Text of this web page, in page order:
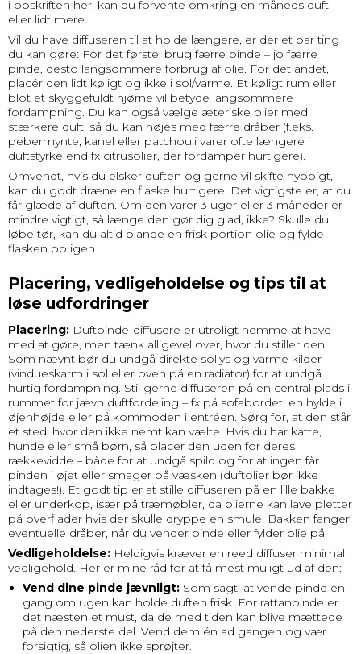
i opskriften her, kan du forvente omkring en måneds duft
eller lidt mere.
Vil du have diffuseren til at holde længere, er der et par ting
du kan gøre: For det første, brug færre pinde – jo færre
pinde, desto langsommere forbrug af olie. For det andet,
placér den lidt køligt og ikke i sol/varme. Et køligt rum eller
blot et skyggefuldt hjørne vil betyde langsommere
fordampning. Du kan også vælge æteriske olier med
stærkere duft, så du kan nøjes med færre dråber (f.eks.
pebermynte, kanel eller patchouli varer ofte længere i
duftstyrke end fx citrusolier, der fordamper hurtigere).
Omvendt, hvis du elsker duften og gerne vil skifte hyppigt,
kan du godt dræne en flaske hurtigere. Det vigtigste er, at du
får glæde af duften. Om den varer 3 uger eller 3 måneder er
mindre vigtigt, så længe den gør dig glad, ikke? Skulle du
løbe tør, kan du altid blande en frisk portion olie og fylde
flasken op igen.
Placering, vedligeholdelse og tips til at
løse udfordringer
Placering: Duftpinde-diffusere er utroligt nemme at have
med at gøre, men tænk alligevel over, hvor du stiller den.
Som nævnt bør du undgå direkte sollys og varme kilder
(vindueskarm i sol eller oven på en radiator) for at undgå
hurtig fordampning. Stil gerne diffuseren på en central plads i
rummet for jævn duftfordeling – fx på sofabordet, en hylde i
øjenhøjde eller på kommoden i entréen. Sørg for, at den står
et sted, hvor den ikke nemt kan vælte. Hvis du har katte,
hunde eller små børn, så placer den uden for deres
rækkevidde – både for at undgå spild og for at ingen får
pinden i øjet eller smager på væsken (duftolier bør ikke
indtages!). Et godt tip er at stille diffuseren på en lille bakke
eller underkop, især på træmøbler, da olierne kan lave pletter
på overflader hvis der skulle dryppe en smule. Bakken fanger
eventuelle dråber, når du vender pinde eller fylder olie på.
Vedligeholdelse: Heldigvis kræver en reed diffuser minimal
vedligehold. Her er mine råd for at få mest muligt ud af den:
Vend dine pinde jævnligt:Som sagt, at vende pinde en
gang om ugen kan holde duften frisk. For rattanpinde er
det næsten et must, da de med tiden kan blive mættede
på den nederste del. Vend dem én ad gangen og vær
forsigtig, så olien ikke sprøjter.